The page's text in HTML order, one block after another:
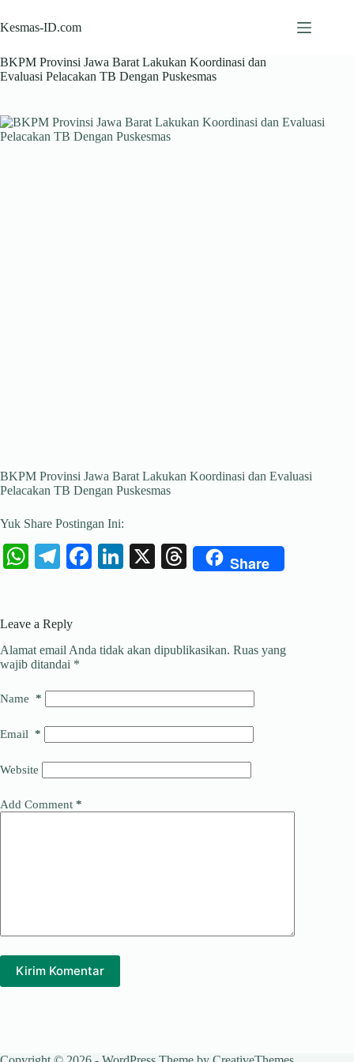
to
content
Kesmas-ID.com
BKPM Provinsi Jawa Barat Lakukan Koordinasi dan
Evaluasi Pelacakan TB Dengan Puskesmas
BKPM Provinsi Jawa Barat Lakukan Koordinasi dan Evaluasi
Pelacakan TB Dengan Puskesmas
Yuk Share Postingan Ini:
W
A
pp
Te
a
m
Fa
Li
X
T
Share
Leave a Reply
Alamat email Anda tidak akan dipublikasikan. Ruas yang
wajib ditandai *
Name *
Email *
Website
Add Comment *
Kirim Komentar